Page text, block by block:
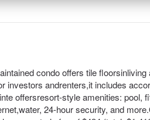
condo offers tile floorsinliving
investors andrenters,it includes
offersresort-style amenities: pool,
24-hour security, and